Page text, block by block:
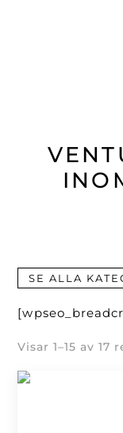
SE ALLA
Visar 1–15 av 17